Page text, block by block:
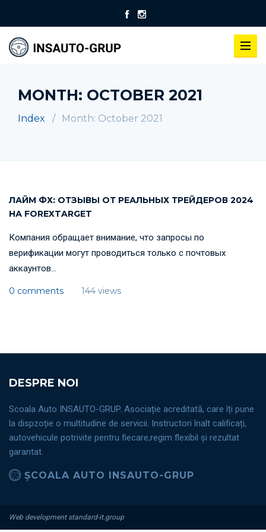
MONTH: OCTOBER 2021
Index Month: October 2021
ЛАЙМ ФХ: ОТЗЫВЫ ОТ РЕАЛЬНЫХ ТРЕЙДЕРОВ 2024
НА FOREXTARGET
Компания обращает внимание, что запросы по
верификации могут проводиться только с почтовых
аккаунтов...
0 comments 144 views
DESPRE NOI
Scoala Auto INSAUTO-GRUP. Asociație acreditată, care îți pune
la dispzoție o multitudine de servicii. Instructori înalt calificați,
autovehicule potrivite pentru fiecare,regim flexibil și rezultat
garantat.
ȘCOALA AUTO INSAUTO-GRUP
Web development standard-it.group